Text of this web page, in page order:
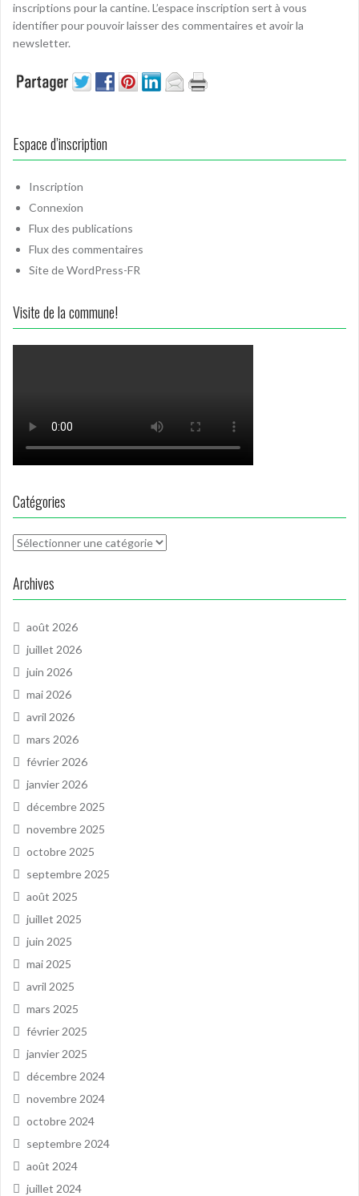
inscriptions pour la cantine. L’espace inscription sert à vous
identifier pour pouvoir laisser des commentaires et avoir la
newsletter.
Espace d’inscription
Inscription
Connexion
Flux des publications
Flux des commentaires
Site de WordPress-FR
Visite de la commune!
Catégories
Catégories
Archives
août 2026
juillet 2026
juin 2026
mai 2026
avril 2026
mars 2026
février 2026
janvier 2026
décembre 2025
novembre 2025
octobre 2025
septembre 2025
août 2025
juillet 2025
juin 2025
mai 2025
avril 2025
mars 2025
février 2025
janvier 2025
décembre 2024
novembre 2024
octobre 2024
septembre 2024
août 2024
juillet 2024